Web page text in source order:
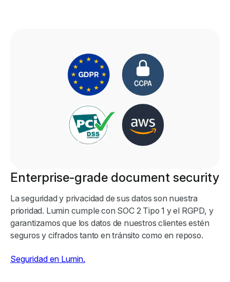
Enterprise-grade document security
La seguridad y privacidad de sus datos son nuestra
prioridad. Lumin cumple con SOC 2 Tipo 1 y el RGPD, y
garantizamos que los datos de nuestros clientes estén
seguros y cifrados tanto en tránsito como en reposo.
Seguridad en Lumin.